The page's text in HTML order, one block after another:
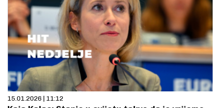
15.01.2026 | 11:12